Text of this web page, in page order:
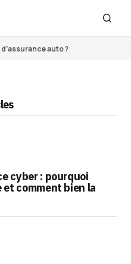
auto ?
cyber : pourquoi
et comment bien la